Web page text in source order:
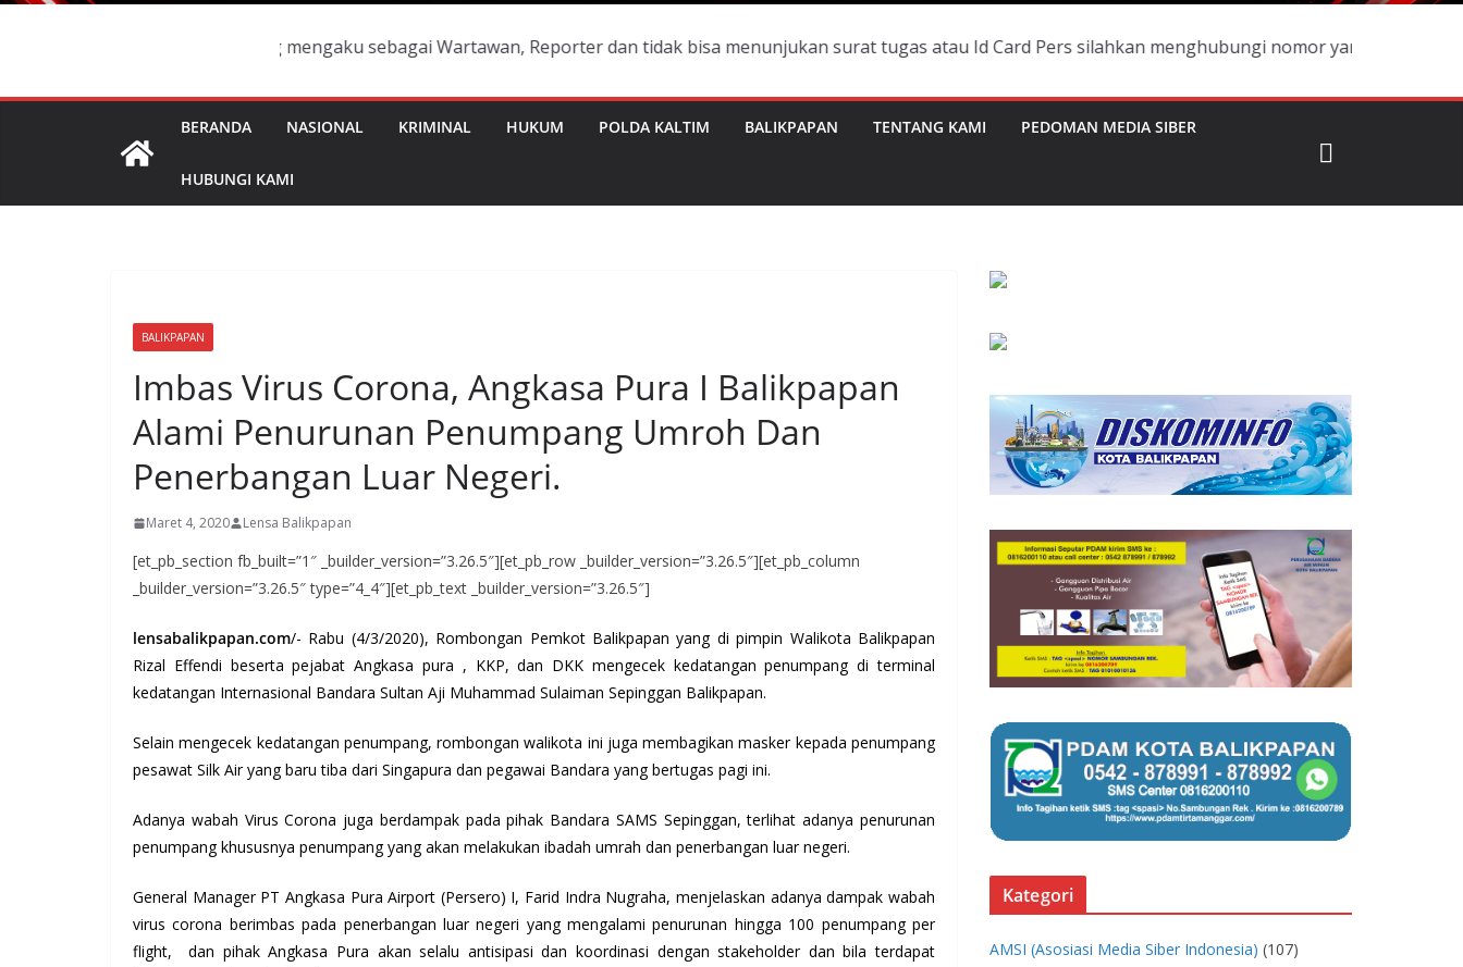
Manakala ada yang mengaku sebagai Wartawan, Reporter dan tidak bisa menunjukan surat tugas atau Id Card Pers silahkan menghubungi nomor yang ada dialamat redaksi!
BERANDA NASIONAL KRIMINAL HUKUM POLDA KALTIM BALIKPAPAN TENTANG KAMI PEDOMAN MEDIA SIBER
HUBUNGI KAMI
BALIKPAPAN
Imbas Virus Corona, Angkasa Pura I Balikpapan
Alami Penurunan Penumpang Umroh Dan
Penerbangan Luar Negeri.
Maret 4, 2020 Lensa Balikpapan
[et_pb_section fb_built=”1″ _builder_version=”3.26.5″][et_pb_row _builder_version=”3.26.5″][et_pb_column
_builder_version=”3.26.5″ type=”4_4″][et_pb_text _builder_version=”3.26.5″]
lensabalikpapan.com/- Rabu (4/3/2020), Rombongan Pemkot Balikpapan yang di pimpin Walikota Balikpapan
Rizal Effendi beserta pejabat Angkasa pura , KKP, dan DKK mengecek kedatangan penumpang di terminal
kedatangan Internasional Bandara Sultan Aji Muhammad Sulaiman Sepinggan Balikpapan.
Selain mengecek kedatangan penumpang, rombongan walikota ini juga membagikan masker kepada penumpang
pesawat Silk Air yang baru tiba dari Singapura dan pegawai Bandara yang bertugas pagi ini.
Adanya wabah Virus Corona juga berdampak pada pihak Bandara SAMS Sepinggan, terlihat adanya penurunan
penumpang khususnya penumpang yang akan melakukan ibadah umrah dan penerbangan luar negeri.
General Manager PT Angkasa Pura Airport (Persero) I, Farid Indra Nugraha, menjelaskan adanya dampak wabah
virus corona berimbas pada penerbangan luar negeri yang mengalami penurunan hingga 100 penumpang per
flight, dan pihak Angkasa Pura akan selalu antisipasi dan koordinasi dengan stakeholder dan bila terdapat
Kategori
AMSI (Asosiasi Media Siber Indonesia) (107)